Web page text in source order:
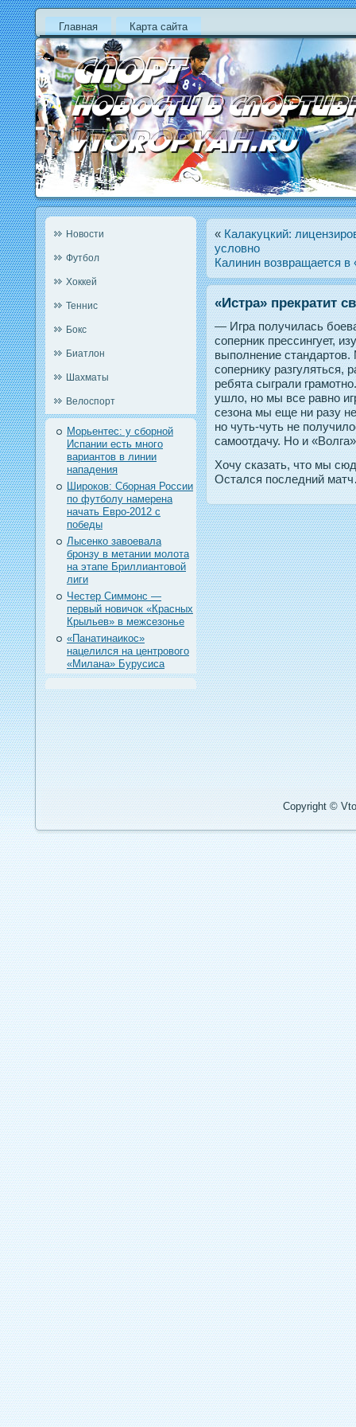
Главная Карта сайта
Новости
Футбол
Хоккей
Теннис
Бокс
Биатлон
Шахматы
Велоспорт
Морьентес: у сборной
Испании есть много
вариантов в линии
нападения
Широков: Сборная России
по футболу намерена
начать Евро-2012 с
победы
Лысенко завоевала
бронзу в метании молота
на этапе Бриллиантовой
лиги
Честер Симмонс —
первый новичок «Красных
Крыльев» в межсезонье
«Панатинаикос»
нацелился на центрового
«Милана» Бурусиса
«Калакуцкий:
условно
Калинин возвращается
«Истра» прекратит
— Игра получилась
соперник прессингует,
выполнение
сопернику разгуляться,
ребята сыграли
ушло, но мы все равно
сезона мы еще ни разу
но чуть-чуть не
самоотдачу. Но и
Хочу сказать, что мы
Остался последний
Copyright ©